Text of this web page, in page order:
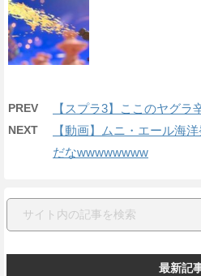
PREV 【スプラ3】ここのヤグラ
NEXT
【動画】ムニ・エール海
だなwwwwwwww
最新記